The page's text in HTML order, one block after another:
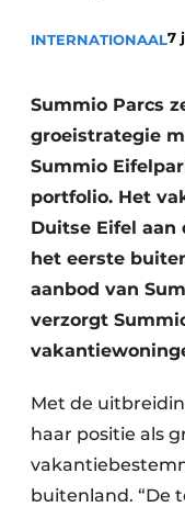
INTERNATIONAAL7
Summio Parcs
groeistrategie
Summio
portfolio. Het
Duitse Eifel aan
het eerste
aanbod van
verzorgt
Met de
haar positie als
buitenland. “De